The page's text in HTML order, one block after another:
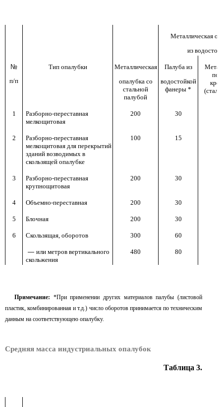
Металлическая
из
№
п/п
Тип опалубки
Металлическая
опалубка со
стальной
палубой
Палуба из
водостойкой
фанеры *
1
Разборно-переставная
мелкощитовая
200 30
2
Разборно-переставная
мелкощитовая для перекрытий
зданий возводимых в
скользящей опалубке
100 15
3
Разборно-переставная
крупнощитовая
200 30
4 Объемно-переставная 200 30
5 Блочная 200 30
6 Скользящая, оборотов 300 60
— или метров вертикального
скольжения
480 80
Примечание: *При применении других материалов палубы (листовой
пластик, комбинированная и т.д.) число оборотов принимается по техническим
данным на соответствующею опалубку.
Средняя масса индустриальных опалубок
Таблица 3.